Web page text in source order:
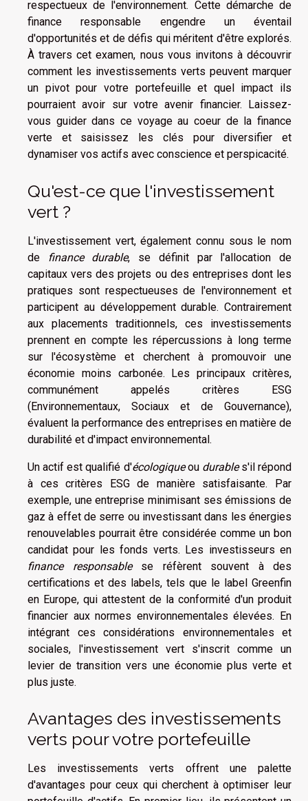
respectueux de l'environnement. Cette démarche de
finance responsable engendre un éventail
d'opportunités et de défis qui méritent d'être explorés.
À travers cet examen, nous vous invitons à découvrir
comment les investissements verts peuvent marquer
un pivot pour votre portefeuille et quel impact ils
pourraient avoir sur votre avenir financier. Laissez-
vous guider dans ce voyage au coeur de la finance
verte et saisissez les clés pour diversifier et
dynamiser vos actifs avec conscience et perspicacité.
Qu'est-ce que l'investissement
vert ?
L'investissement vert, également connu sous le nom
de
finance durable, se définit par l'allocation de
capitaux vers des projets ou des entreprises dont les
pratiques sont respectueuses de l'environnement et
participent au développement durable. Contrairement
aux placements traditionnels, ces investissements
prennent en compte les répercussions à long terme
sur l'écosystème et cherchent à promouvoir une
économie moins carbonée. Les principaux critères,
communément appelés critères ESG
(Environnementaux, Sociaux et de Gouvernance),
évaluent la performance des entreprises en matière de
durabilité et d'impact environnemental.
Un actif est qualifié d'écologiqueou durables'il répond
à ces critères ESG de manière satisfaisante. Par
exemple, une entreprise minimisant ses émissions de
gaz à effet de serre ou investissant dans les énergies
renouvelables pourrait être considérée comme un bon
candidat pour les fonds verts. Les investisseurs en
finance responsablese réfèrent souvent à des
certifications et des labels, tels que le label Greenfin
en Europe, qui attestent de la conformité d'un produit
financier aux normes environnementales élevées. En
intégrant ces considérations environnementales et
sociales, l'investissement vert s'inscrit comme un
levier de transition vers une économie plus verte et
plus juste.
Avantages des investissements
verts pour votre portefeuille
Les investissements verts offrent une palette
d'avantages pour ceux qui cherchent à optimiser leur